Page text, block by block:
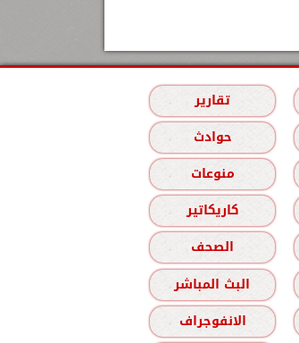
تقارير
حوادث
منوعات
كاريكاتير
الصحف
البث المباشر
الانفوجراف